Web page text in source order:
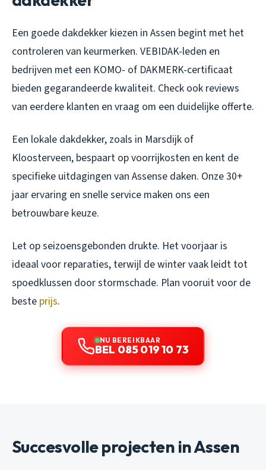
Een goede dakdekker kiezen in Assen begint met het
controleren van keurmerken. VEBIDAK-leden en
bedrijven met een KOMO- of DAKMERK-certificaat
bieden gegarandeerde kwaliteit. Check ook reviews
van eerdere klanten en vraag om een duidelijke offerte.
Een lokale dakdekker, zoals in Marsdijk of
Kloosterveen, bespaart op voorrijkosten en kent de
specifieke uitdagingen van Assense daken. Onze 30+
jaar ervaring en snelle service maken ons een
betrouwbare keuze.
Let op seizoensgebonden drukte. Het voorjaar is
ideaal voor reparaties, terwijl de winter vaak leidt tot
spoedklussen door stormschade. Plan vooruit voor de
beste prijs.
NU BEREIKBAAR
BEL 085 019 10 73
Succesvolle projecten in Assen